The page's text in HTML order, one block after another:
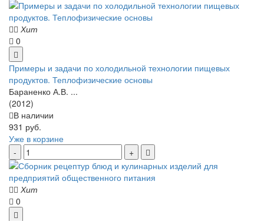
Хит
0
Примеры и задачи по холодильной технологии пищевых
продуктов. Теплофизические основы
Бараненко А.В. ...
(2012)
В наличии
931 руб.
Уже в корзине
Хит
0